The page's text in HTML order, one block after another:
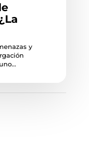
y